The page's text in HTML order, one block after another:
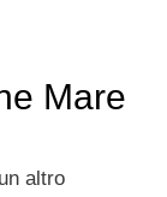
Mare
altro